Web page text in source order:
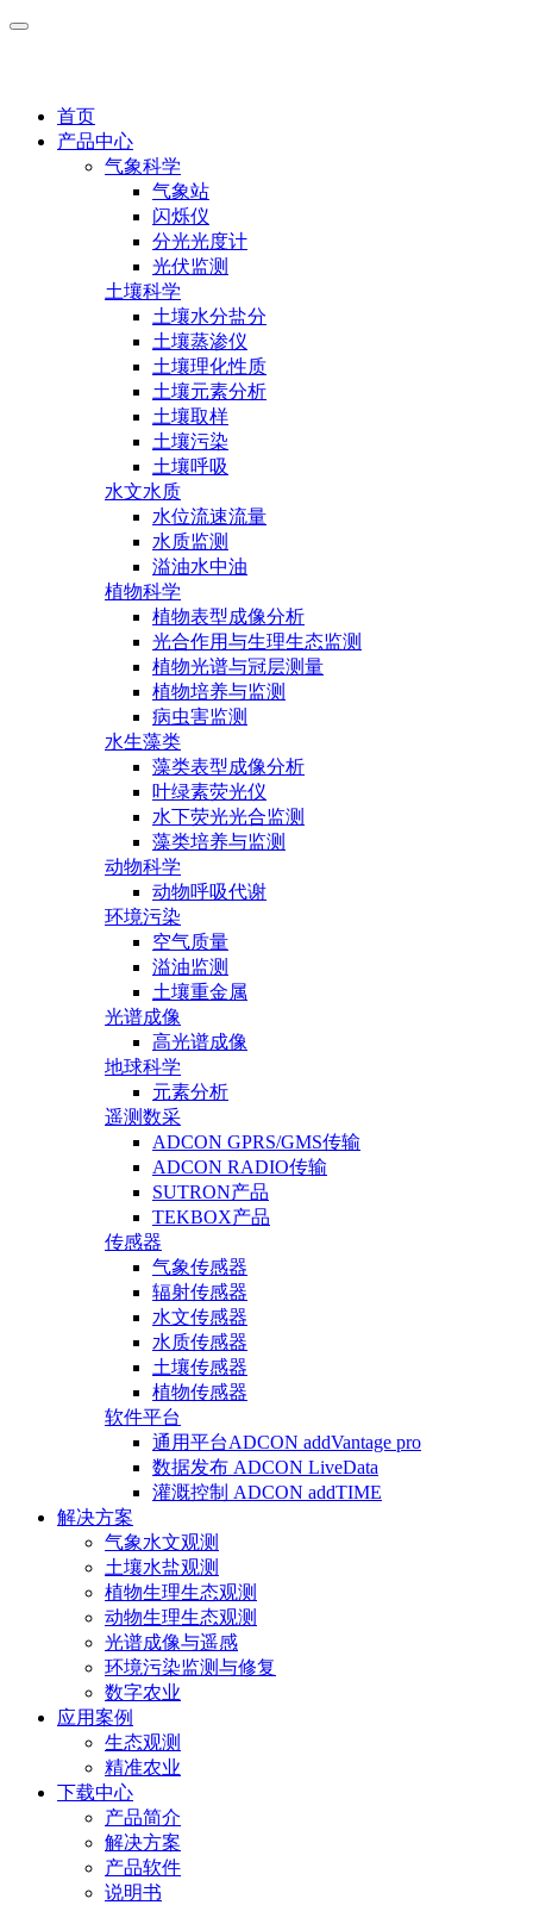
首页
产品中心
气象科学
气象站
闪烁仪
分光光度计
光伏监测
土壤科学
土壤水分盐分
土壤蒸渗仪
土壤理化性质
土壤元素分析
土壤取样
土壤污染
土壤呼吸
水文水质
水位流速流量
水质监测
溢油水中油
植物科学
植物表型成像分析
光合作用与生理生态监测
植物光谱与冠层测量
植物培养与监测
病虫害监测
水生藻类
藻类表型成像分析
叶绿素荧光仪
水下荧光光合监测
藻类培养与监测
动物科学
动物呼吸代谢
环境污染
空气质量
溢油监测
土壤重金属
光谱成像
高光谱成像
地球科学
元素分析
遥测数采
ADCON GPRS/GMS传输
ADCON RADIO传输
SUTRON产品
TEKBOX产品
传感器
气象传感器
辐射传感器
水文传感器
水质传感器
土壤传感器
植物传感器
软件平台
通用平台ADCON addVantage pro
数据发布 ADCON LiveData
灌溉控制 ADCON addTIME
解决方案
气象水文观测
土壤水盐观测
植物生理生态观测
动物生理生态观测
光谱成像与遥感
环境污染监测与修复
数字农业
应用案例
生态观测
精准农业
下载中心
产品简介
解决方案
产品软件
说明书